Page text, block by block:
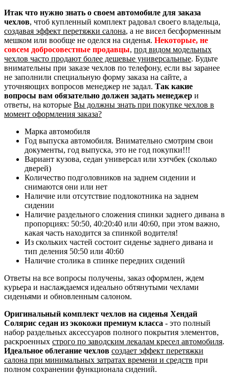
Итак что нужно знать о своем автомобиле для заказа
чехлов, чтоб купленный комплект радовал своего владельца,
создавая эффект перетяжки салона, а не висел бесформенным
мешком или вообще не оделся на сиденья. Некоторые, не
совсем добросовестные продавцы, под видом модельных
чехлов часто продают более дешевые универсальные. Будьте
внимательны при заказе чехлов по телефону, если вы заранее
не заполнили специальную форму заказа на сайте, а
уточняющих вопросов менеджер не задал. Так какие
вопросы вам обязательно должен задать менеджер и
ответы, на которые Вы должны знать при покупке чехлов в
момент оформления заказа?
Марка автомобиля
Год выпуска автомобиля. Внимательно смотрим свои
документы, год выпуска, это не год покупки!!!
Вариант кузова, седан универсал или хэтчбек (сколько
дверей)
Количество подголовников на заднем сидении и
снимаются они или нет
Наличие или отсутствие подлокотника на заднем
сидении
Наличие раздельного сложения спинки заднего дивана в
пропорциях: 50:50, 40:20:40 или 40:60, при этом важно,
какая часть находится за спинкой водителя!
Из скольких частей состоит сиденье заднего дивана и
тип деления 50:50 или 40:60
Наличие столика в спинке передних сидений
Ответы на все вопросы получены, заказ оформлен, ждем
курьера и наслаждаемся идеально обтянутыми чехлами
сиденьями и обновленным салоном.
Оригинальный комплект чехлов на сиденья Хендай
Солярис седан из экокожи премиум класса - это полный
набор раздельных аксессуаров полного покрытия элементов,
раскроенных строго по заводским лекалам кресел автомобиля.
Идеальное облегание чехлов создает эффект перетяжки
салона при минимальных затратах времени и средств при
полном сохранении функционала сидений.